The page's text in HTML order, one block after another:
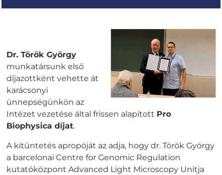
Dr. Török György
munkatársunk első
díjazottként vehette át
karácsonyi
ünnepségünkön az
Intézet vezetése által frissen alapított Pro
Biophysica díjat.
A kitüntetés apropóját az adja, hogy dr. Török György
a barcelonai Centre for Genomic Regulation
kutatóközpont Advanced Light Microscopy Unitja